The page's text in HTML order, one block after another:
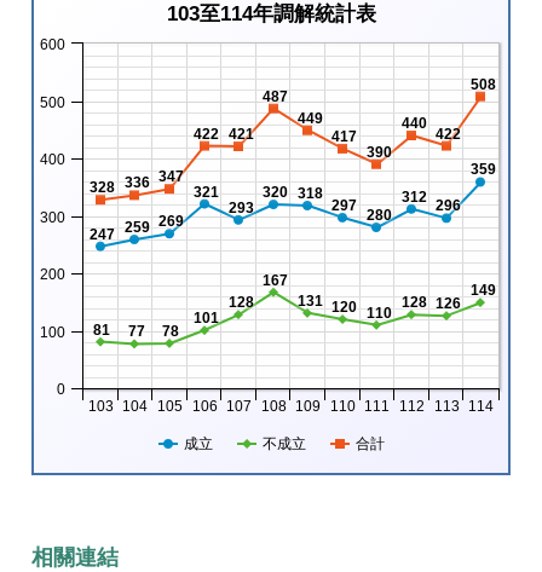
103至114年調解統計表
247 259 269
321
293
320 318
297
280
312 296
359
81 77 78
101
128
167
131 120 110
128 126
149
328 336 347
422 421
487
449
417
390
440
422
508
成立 不成立 合計
103 104 105 106 107 108 109 110 111 112 113 114
0
100
200
300
400
500
600
相關連結